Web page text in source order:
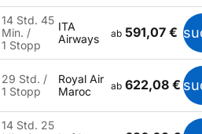
14 Std. 45
Min. /
1 Stopp
ITA
Airways
ab 591,07 €
29 Std. /
1 Stopp
Royal Air
Maroc
ab 622,08 €
14 Std. 25